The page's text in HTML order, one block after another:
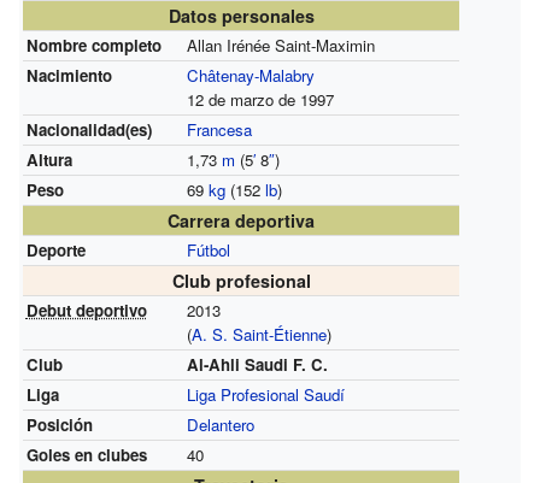
Datos personales
Nombre completo
Allan Irénée Saint-Maximin
Nacimiento
Châtenay-Malabry
12 de marzo de 1997
Nacionalidad(es)
Francesa
Altura
1,73 m (5′8″)
Peso
69 kg(152 lb)
Carrera deportiva
Deporte Fútbol
Club profesional
Debut deportivo
2013
(A. S. Saint-Étienne)
Club
Al-Ahli Saudi F. C.
Liga
Liga Profesional Saudí
Posición
Delantero
Goles en clubes
40